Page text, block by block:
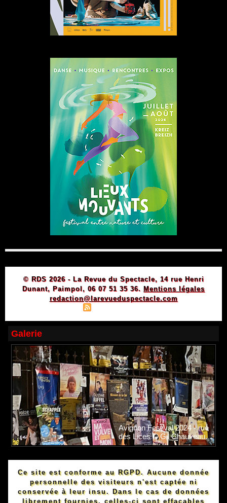
© RDS 2026 - La Revue du Spectacle, 14 rue Henri
Dunant, Paimpol, 06 07 51 35 36. Mentions légales
redaction@larevueduspectacle.com
Galerie
Avignon Festival 2024 - rue
des Lices © Gil Chauveau.
Ce site est conforme au RGPD. Aucune donnée
personnelle des visiteurs n'est captée ni
conservée à leur insu. Dans le cas de données
librement fournies, celles-ci sont effaçables